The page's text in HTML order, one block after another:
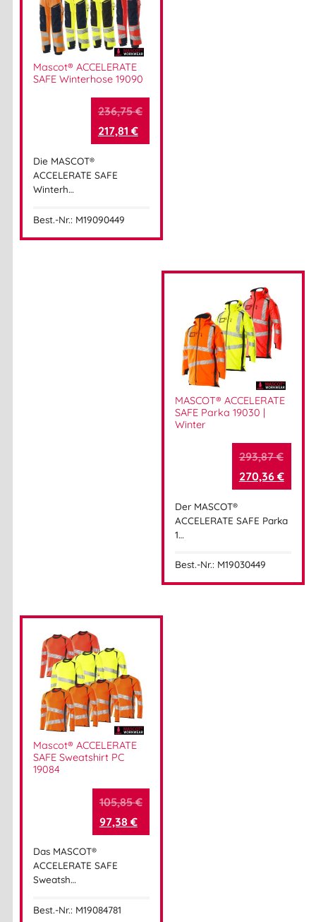
Mascot® ACCELERATE
SAFE Winterhose 19090
236,75€
217,81 €
Die MASCOT®
ACCELERATE SAFE
Winterh…
Best.-Nr.: M19090449
MASCOT® ACCELERATE
SAFE Parka 19030 |
Winter
293,87€
270,36 €
Der MASCOT®
ACCELERATE SAFE Parka
1…
Best.-Nr.: M19030449
Mascot® ACCELERATE
SAFE Sweatshirt PC
19084
105,85€
97,38 €
Das MASCOT®
ACCELERATE SAFE
Sweatsh…
Best.-Nr.: M19084781